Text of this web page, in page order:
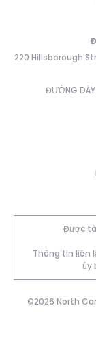
220 Hillsborough
ĐƯỜNG
Được
Thông tin liên
ủy
©2026 North